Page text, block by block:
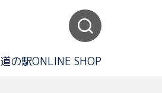
道の駅ONLINE SHOP